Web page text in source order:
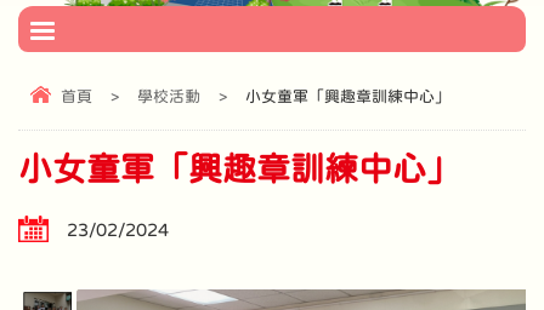
首頁 > 學校活動 > 小女童軍「興趣章訓練中心」
小女童軍「興趣章訓練中心」
23/02/2024